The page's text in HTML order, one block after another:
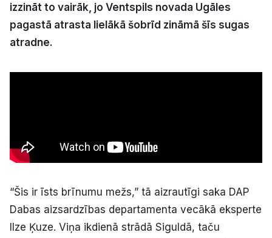
Reklāma
Par mums
E-avīze Abonē
izzināt to vairāk, jo Ventspils novada Ugāles
pagastā atrasta lielākā šobrīd zināmā šīs sugas
atradne.
“Šis ir īsts brīnumu mežs,” tā aizrautīgi saka DAP
Dabas aizsardzības departamenta vecākā eksperte
Ilze Ķuze. Viņa ikdienā strādā Siguldā, taču